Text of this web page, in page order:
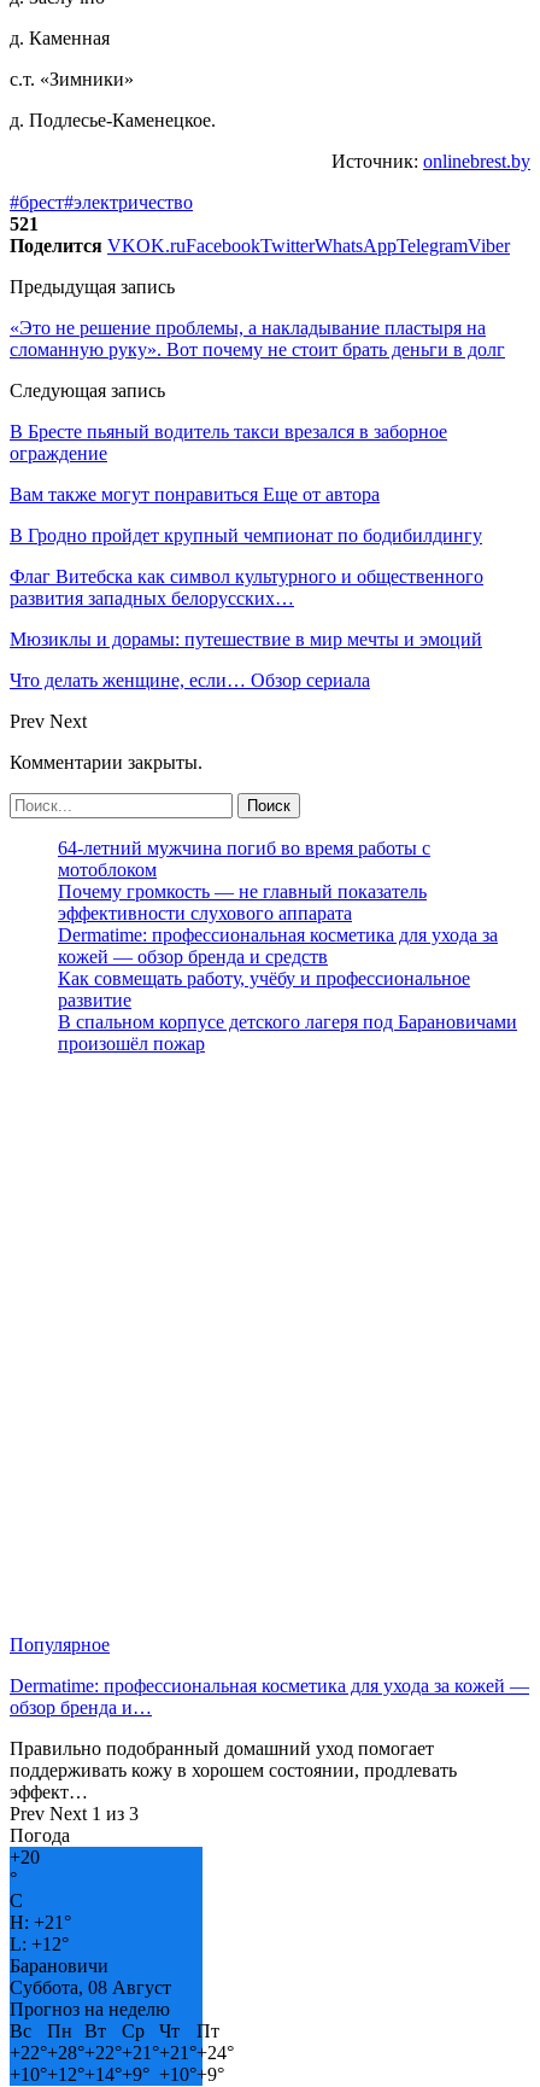
д. Каменная
с.т. «Зимники»
д. Подлесье-Каменецкое.
Источник: onlinebrest.by
#брест#электричество
521
Поделится VKOK.ruFacebookTwitterWhatsAppTelegramViber
Предыдущая запись
«Это не решение проблемы, а накладывание пластыря на
сломанную руку». Вот почему не стоит брать деньги в долг
Следующая запись
В Бресте пьяный водитель такси врезался в заборное
ограждение
Вам также могут понравиться Еще от автора
В Гродно пройдет крупный чемпионат по бодибилдингу
Флаг Витебска как символ культурного и общественного
развития западных белорусских…
Мюзиклы и дорамы: путешествие в мир мечты и эмоций
Что делать женщине, если… Обзор сериала
Prev Next
Комментарии закрыты.
64-летний мужчина погиб во время работы с
мотоблоком
Почему громкость — не главный показатель
эффективности слухового аппарата
Dermatime: профессиональная косметика для ухода за
кожей — обзор бренда и средств
Как совмещать работу, учёбу и профессиональное
развитие
В спальном корпусе детского лагеря под Барановичами
произошёл пожар
Популярное
Dermatime: профессиональная косметика для ухода за кожей —
обзор бренда и…
Правильно подобранный домашний уход помогает
поддерживать кожу в хорошем состоянии, продлевать
эффект…
Prev Next 1 из 3
Погода
+20
°
C
H: +21°
L: +12°
Барановичи
Суббота, 08 Август
Прогноз на неделю
Вс
Пн Вт Ср Чт
Пт
+22°+28°+22°+21°+21°+24°
+10°+12°+14°+9° +10°+9°